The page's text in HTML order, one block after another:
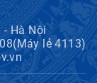
- Hà Nội
lẻ 4113)